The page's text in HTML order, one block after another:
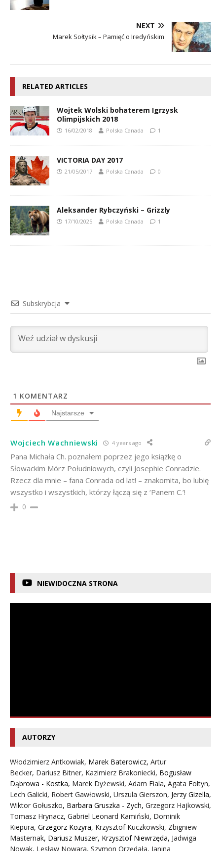
NEXT
Marek Sołtysik – Pamięć o Iredyńskim
RELATED ARTICLES
Wojtek Wolski bohaterem Igrzysk
Olimpijskich 2018
16/02/2018 Polska Canada 1
VICTORIA DAY 2017
21/05/2017 Polska Canada 0
Aleksander Rybczyński – Grizzly
17/10/2025 Polska Canada 1
Subskrybcja
1 KOMENTARZ
Najstarsze
Wojciech Wachniewski 4 years ago
Pana Michała Ch. poznałem poprzez jego książkę o
Słowackim Mórz Południowych, czyli Josephie Conradzie.
Rzecz dla mnie – fana Conrada od lat! – znakomita, bo lubię
wszystko i wszystkich, którzy łączą się z ‘Panem C.’!
0
NIEWIDOCZNA STRONA
AUTORZY
Włodzimierz Antkowiak, Marek Baterowicz, Artur
Becker, Dariusz Bitner, Kazimierz Brakoniecki, Bogusław
Dąbrowa - Kostka, Marek Dyżewski, Adam Fiala, Agata Foltyn,
Lech Galicki, Robert Gawłowski, Urszula Gierszon, Jerzy Gizella,
Wiktor Gołuszko, Barbara Gruszka - Zych, Grzegorz Hajkowski,
Tomasz Hrynacz, Gabriel Leonard Kamiński, Dominik
Kiepura, Grzegorz Kozyra, Krzysztof Kuczkowski, Zbigniew
Masternak, Dariusz Muszer, Krzysztof Niewrzęda, Jadwiga
Nowak, Lesław Nowara, Szymon Orzędała, Janina